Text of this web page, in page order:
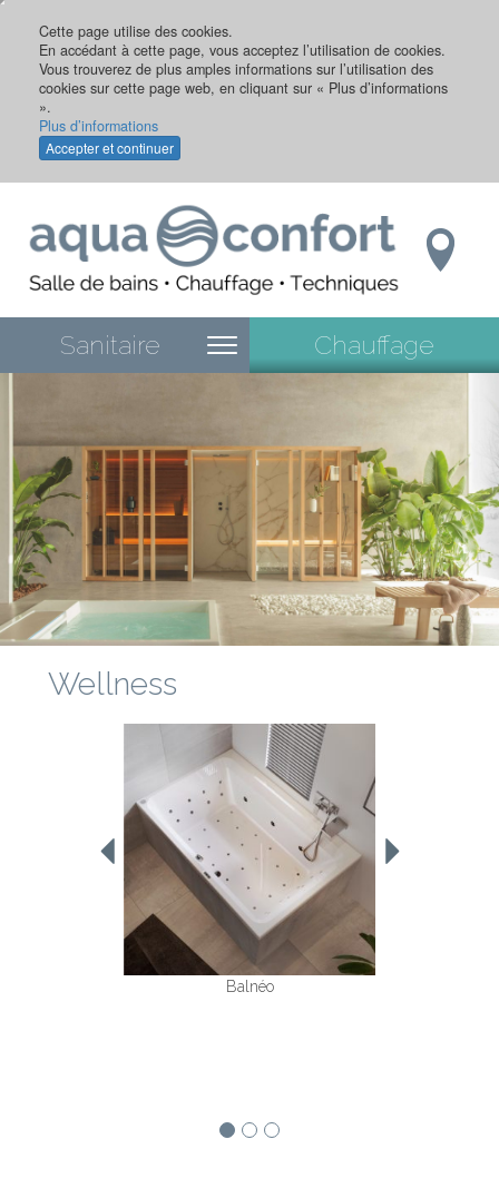
Aller
contenu
principal
Cette page utilise des cookies.
En accédant à cette page, vous acceptez l’utilisation de cookies.
Vous trouverez de plus amples informations sur l’utilisation des
cookies sur cette page web, en cliquant sur « Plus d’informations
».
Plus d’informations
Accepter et continuer
Sanitaire Chauffage
Wellness
Balnéo